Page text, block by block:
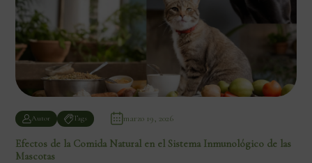
Autor Tags marzo 19, 2026
Efectos de la Comida Natural en el Sistema Inmunológico de las
Mascotas